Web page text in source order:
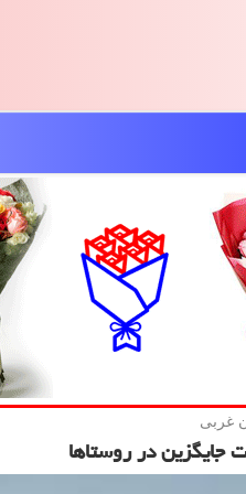
غربی
جایگزین در روستاها